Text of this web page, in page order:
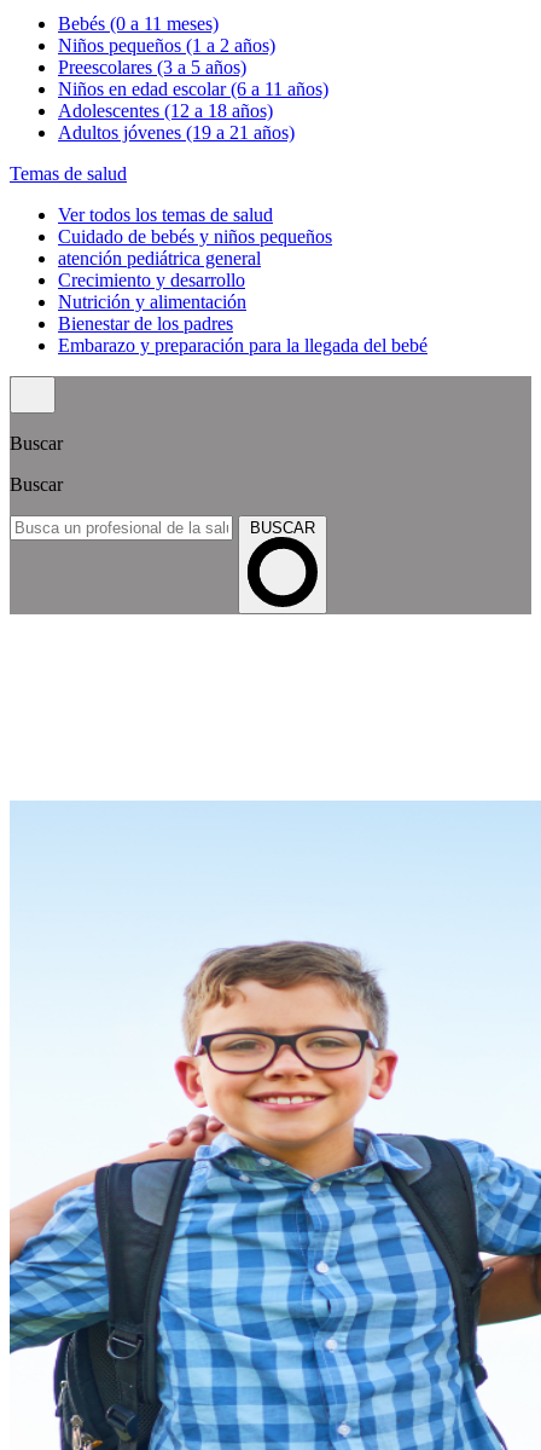
Bebés (0 a 11 meses)
Niños pequeños (1 a 2 años)
Preescolares (3 a 5 años)
Niños en edad escolar (6 a 11 años)
Adolescentes (12 a 18 años)
Adultos jóvenes (19 a 21 años)
Temas de salud
Ver todos los temas de salud
Cuidado de bebés y niños pequeños
atención pediátrica general
Crecimiento y desarrollo
Nutrición y alimentación
Bienestar de los padres
Embarazo y preparación para la llegada del bebé
Buscar
Buscar
BUSCAR